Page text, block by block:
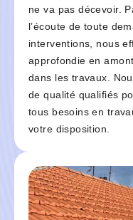
ne va pas décevoir.
l’écoute de toute
interventions, nous
approfondie en
dans les travaux.
de qualité qualifiés
tous besoins en
votre disposition.